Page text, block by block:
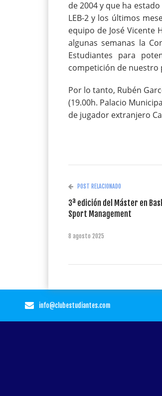
de 2004 y que ha
LEB-2 y los últimos
equipo de José Vicente
algunas semanas la
Estudiantes para
competición de nuestro
Por lo tanto, Rubén
(19.00h. Palacio
de jugador extranjero
POST RELACIONADO
3ª edición del Máster en
Sport Management
8 agosto 2025
info@clubestudiantes.com